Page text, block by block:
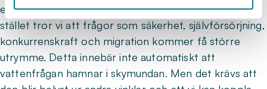
enkelt mattas av som en direkt följd av valresultatet. I
stället tror vi att frågor som säkerhet, självförsörjning,
konkurrenskraft och migration kommer få större
utrymme. Detta innebär inte automatiskt att
vattenfrågan hamnar i skymundan. Men det krävs att